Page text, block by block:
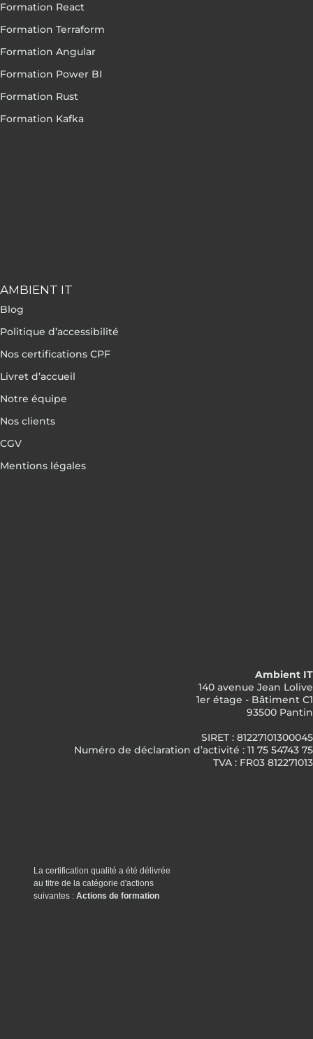
Formation React
Formation Terraform
Formation Angular
Formation Power BI
Formation Rust
Formation Kafka
AMBIENT IT
Blog
Politique d’accessibilité
Nos certifications CPF
Livret d’accueil
Notre équipe
Nos clients
CGV
Mentions légales
Ambient IT
140 avenue Jean Lolive
1er étage - Bâtiment C1
93500 Pantin
SIRET : 81227101300045
Numéro de déclaration d’activité : 11 75 54743 75
TVA : FR03 812271013
La certification qualité a été délivrée
au titre de la catégorie d'actions
suivantes : Actions de formation